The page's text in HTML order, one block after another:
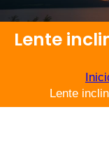
Lente
Lente